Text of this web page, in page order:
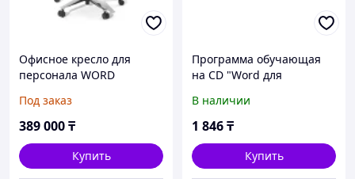
Офисное кресло для
персонала WORD
Под заказ
389 000₸
Купить
Программа обучающая
на CD "Word для
В наличии
1 846₸
Купить